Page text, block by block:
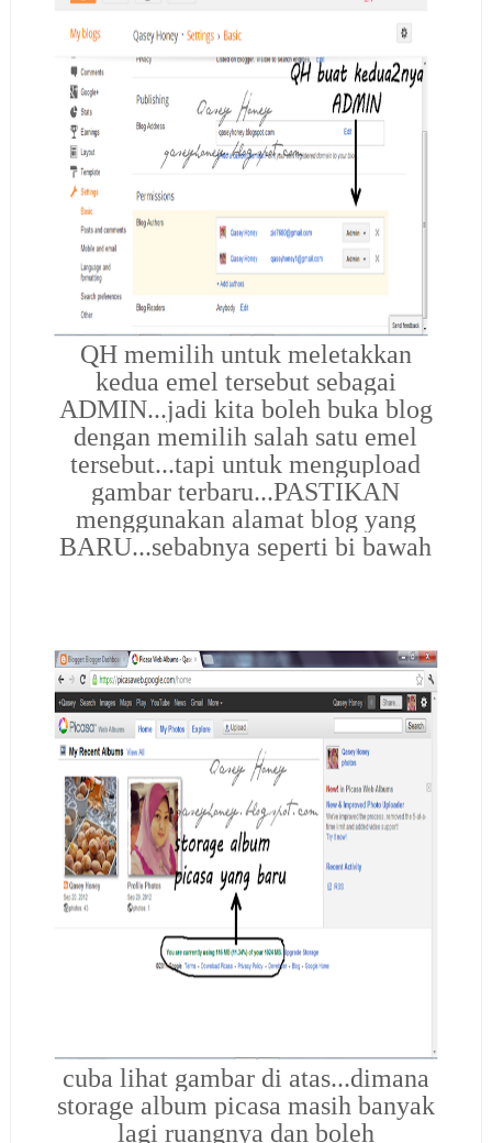
QH memilih untuk meletakkan
kedua emel tersebut sebagai
ADMIN...jadi kita boleh buka blog
dengan memilih salah satu emel
tersebut...tapi untuk mengupload
gambar terbaru...PASTIKAN
menggunakan alamat blog yang
BARU...sebabnya seperti bi bawah
cuba lihat gambar di atas...dimana
storage album picasa masih banyak
lagi ruangnya dan boleh